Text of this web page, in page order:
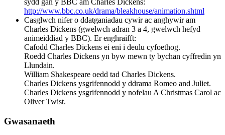
sydd gan y BBC am Charles Dickens:
http://www.bbc.co.uk/drama/bleakhouse/animation.shtml
Casglwch nifer o ddatganiadau cywir ac anghywir am
Charles Dickens (gwelwch adran 3 a 4, gwelwch hefyd
animeiddiad y BBC). Er enghraifft:
Cafodd Charles Dickens ei eni i deulu cyfoethog.
Roedd Charles Dickens yn byw mewn ty bychan cyffredin yn
Llundain.
William Shakespeare oedd tad Charles Dickens.
Charles Dickens ysgrifennodd y ddrama Romeo and Juliet.
Charles Dickens ysgrifennodd y nofelau A Christmas Carol ac
Oliver Twist.
Gwasanaeth